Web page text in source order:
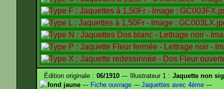
Édition originale : 06/1910--- Illustrateur 1 : Jaquette non
fond jaune --- Fiche ouvrage --- Jaquettes avec 4ème ---